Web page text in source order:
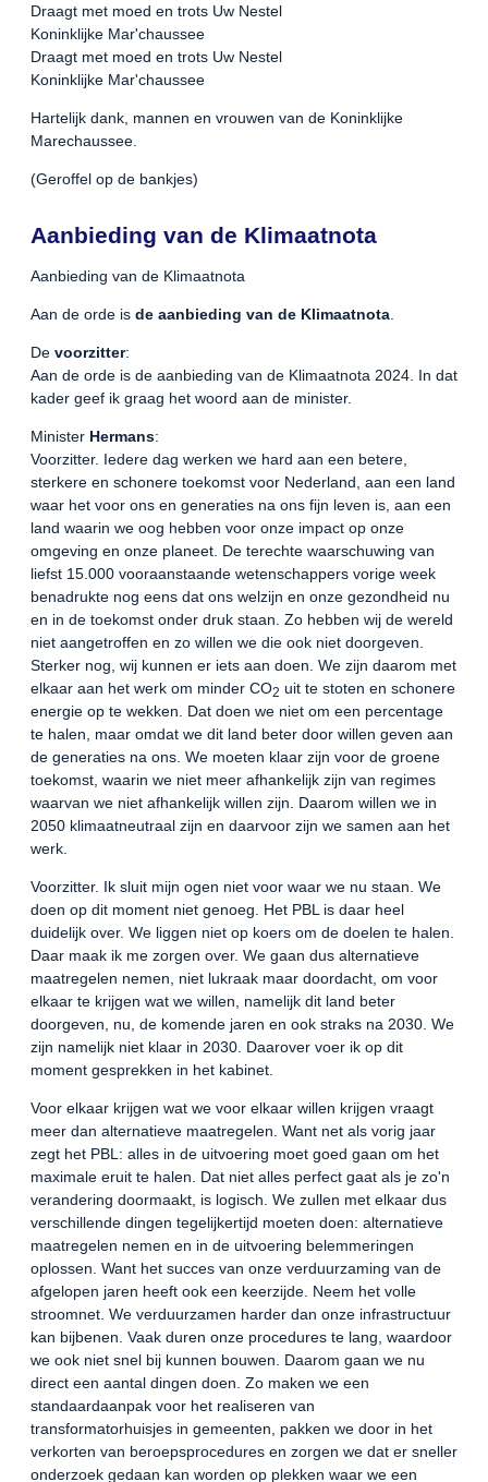
Draagt met moed en trots Uw Nestel
Koninklijke Mar'chaussee
Draagt met moed en trots Uw Nestel
Koninklijke Mar'chaussee
Hartelijk dank, mannen en vrouwen van de Koninklijke
Marechaussee.
(Geroffel op de bankjes)
Aanbieding van de Klimaatnota
Aanbieding van de Klimaatnota
Aan de orde is de aanbieding van de Klimaatnota
De voorzitter:
Aan de orde is de aanbieding van de Klimaatnota 2024. In dat
kader geef ik graag het woord aan de minister.
Minister Hermans:
Voorzitter. Iedere dag werken we hard aan een betere,
sterkere en schonere toekomst voor Nederland, aan een land
waar het voor ons en generaties na ons fijn leven is, aan een
land waarin we oog hebben voor onze impact op onze
omgeving en onze planeet. De terechte waarschuwing van
liefst 15.000 vooraanstaande wetenschappers vorige week
benadrukte nog eens dat ons welzijn en onze gezondheid nu
en in de toekomst onder druk staan. Zo hebben wij de wereld
niet aangetroffen en zo willen we die ook niet doorgeven.
Sterker nog, wij kunnen er iets aan doen. We zijn daarom met
elkaar aan het werk om minder CO2 uit te stoten en schonere
energie op te wekken. Dat doen we niet om een percentage
te halen, maar omdat we dit land beter door willen geven aan
de generaties na ons. We moeten klaar zijn voor de groene
toekomst, waarin we niet meer afhankelijk zijn van regimes
waarvan we niet afhankelijk willen zijn. Daarom willen we in
2050 klimaatneutraal zijn en daarvoor zijn we samen aan het
werk.
Voorzitter. Ik sluit mijn ogen niet voor waar we nu staan. We
doen op dit moment niet genoeg. Het PBL is daar heel
duidelijk over. We liggen niet op koers om de doelen te halen.
Daar maak ik me zorgen over. We gaan dus alternatieve
maatregelen nemen, niet lukraak maar doordacht, om voor
elkaar te krijgen wat we willen, namelijk dit land beter
doorgeven, nu, de komende jaren en ook straks na 2030. We
zijn namelijk niet klaar in 2030. Daarover voer ik op dit
moment gesprekken in het kabinet.
Voor elkaar krijgen wat we voor elkaar willen krijgen vraagt
meer dan alternatieve maatregelen. Want net als vorig jaar
zegt het PBL: alles in de uitvoering moet goed gaan om het
maximale eruit te halen. Dat niet alles perfect gaat als je zo'n
verandering doormaakt, is logisch. We zullen met elkaar dus
verschillende dingen tegelijkertijd moeten doen: alternatieve
maatregelen nemen en in de uitvoering belemmeringen
oplossen. Want het succes van onze verduurzaming van de
afgelopen jaren heeft ook een keerzijde. Neem het volle
stroomnet. We verduurzamen harder dan onze infrastructuur
kan bijbenen. Vaak duren onze procedures te lang, waardoor
we ook niet snel bij kunnen bouwen. Daarom gaan we nu
direct een aantal dingen doen. Zo maken we een
standaardaanpak voor het realiseren van
transformatorhuisjes in gemeenten, pakken we door in het
verkorten van beroepsprocedures en zorgen we dat er sneller
onderzoek gedaan kan worden op plekken waar we een